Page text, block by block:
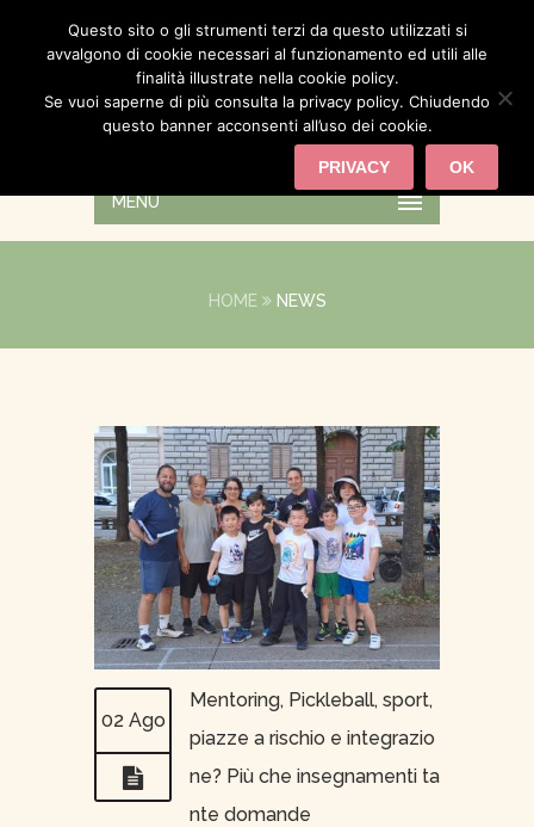
MENU
HOME NEWS
02 Ago
Mentoring, Pickleball, sport,
piazze a rischio e integrazio
ne? Più che insegnamenti ta
nte domande
Questo sito o gli strumenti terzi da questo utilizzati si
avvalgono di cookie necessari al funzionamento ed utili alle
finalità illustrate nella cookie policy.
Se vuoi saperne di più consulta la privacy policy. Chiudendo
questo banner acconsenti all’uso dei cookie.
OK
PRIVACY